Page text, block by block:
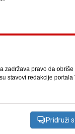
zadržava pravo da
stavovi redakcije
Pridruži